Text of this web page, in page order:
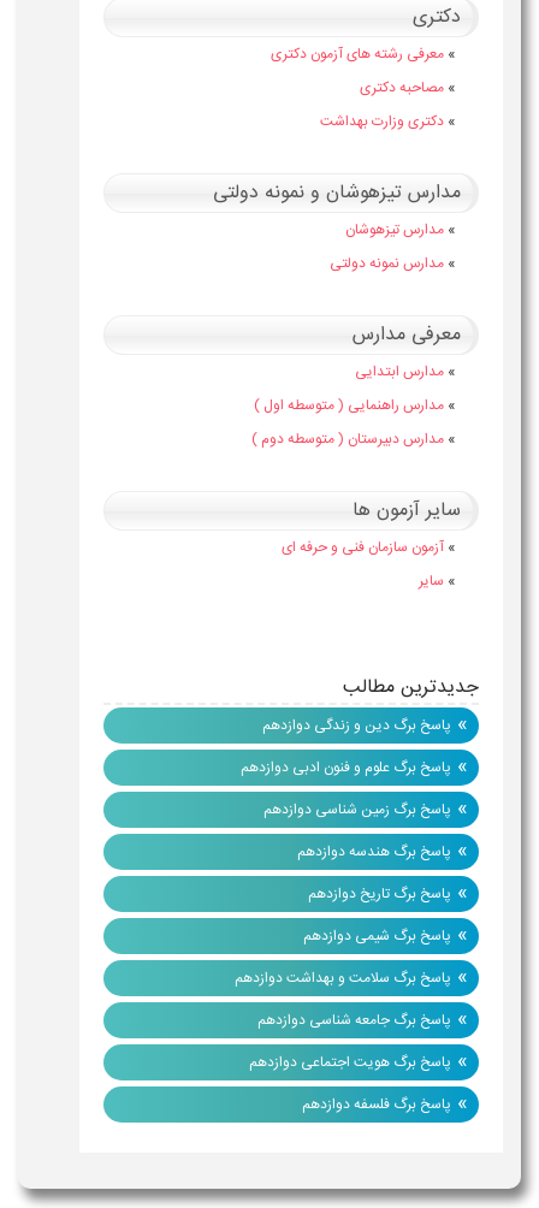
دکتری
معرفی رشته های آزمون دکتری
مصاحبه دکتری
دکتری وزارت بهداشت
مدارس تیزهوشان و نمونه دولتی
مدارس تیزهوشان
مدارس نمونه دولتی
معرفی مدارس
مدارس ابتدایی
مدارس راهنمایی ( متوسطه اول )
مدارس دبیرستان ( متوسطه دوم )
سایر آزمون ها
آزمون سازمان فنی و حرفه ای
سایر
جدیدترین مطالب
» پاسخ برگ دین و زندگی دوازدهم
» پاسخ برگ علوم و فنون ادبی دوازدهم
» پاسخ برگ زمین شناسی دوازدهم
» پاسخ برگ هندسه دوازدهم
» پاسخ برگ تاریخ دوازدهم
» پاسخ برگ شیمی دوازدهم
» پاسخ برگ سلامت و بهداشت دوازدهم
» پاسخ برگ جامعه شناسی دوازدهم
» پاسخ برگ هویت اجتماعی دوازدهم
» پاسخ برگ فلسفه دوازدهم